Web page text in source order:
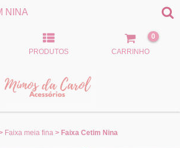
NINA
PRODUTOS CARRINHO
0
Faixa meia fina > Faixa Cetim Nina